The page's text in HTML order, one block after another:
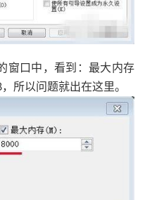
口中，看到：最大内存
所以问题就出在这里。